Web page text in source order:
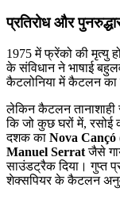
प्रतिरोध और
1975 में फ्रेंको की मृत्यु
के संविधान ने भाषाई
कैटलोनिया में कैटलन का
लेकिन कैटलन तानाशाही
कि जो कुछ घरों में,
दशक का Nova Cançó
Manuel Serratजैसे
साउंडट्रैक दिया। गुप्त
शेक्सपियर के कैटलन